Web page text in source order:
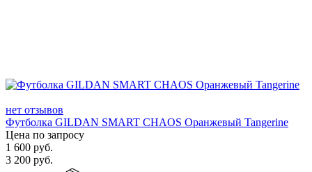
нет отзывов
Футболка GILDAN SMART CHAOS Оранжевый Tangerine
Цена по запросу
1 600 руб.
3 200 руб.